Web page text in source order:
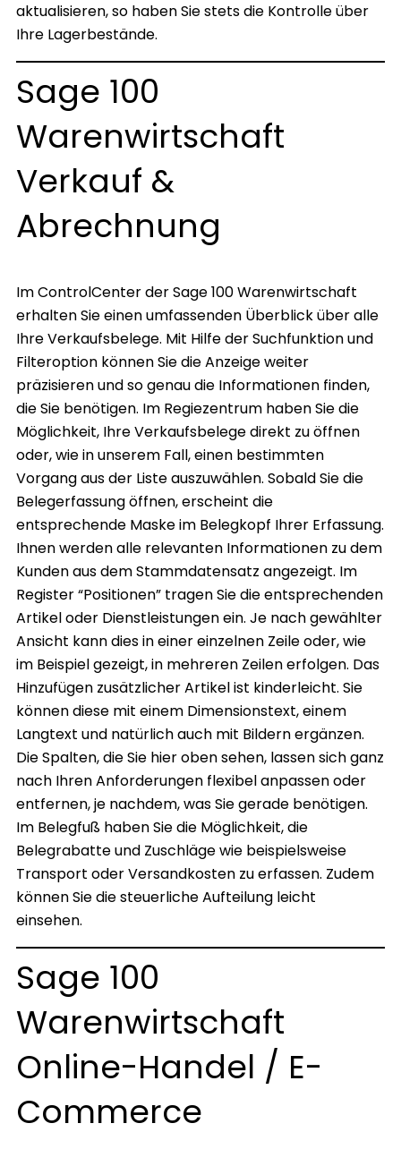
aktualisieren, so haben Sie stets die Kontrolle über
Ihre Lagerbestände.
Sage 100
Warenwirtschaft
Verkauf &
Abrechnung
Im ControlCenter der Sage 100 Warenwirtschaft
erhalten Sie einen umfassenden Überblick über alle
Ihre Verkaufsbelege. Mit Hilfe der Suchfunktion und
Filteroption können Sie die Anzeige weiter
präzisieren und so genau die Informationen finden,
die Sie benötigen. Im Regiezentrum haben Sie die
Möglichkeit, Ihre Verkaufsbelege direkt zu öffnen
oder, wie in unserem Fall, einen bestimmten
Vorgang aus der Liste auszuwählen. Sobald Sie die
Belegerfassung öffnen, erscheint die
entsprechende Maske im Belegkopf Ihrer Erfassung.
Ihnen werden alle relevanten Informationen zu dem
Kunden aus dem Stammdatensatz angezeigt. Im
Register “Positionen” tragen Sie die entsprechenden
Artikel oder Dienstleistungen ein. Je nach gewählter
Ansicht kann dies in einer einzelnen Zeile oder, wie
im Beispiel gezeigt, in mehreren Zeilen erfolgen. Das
Hinzufügen zusätzlicher Artikel ist kinderleicht. Sie
können diese mit einem Dimensionstext, einem
Langtext und natürlich auch mit Bildern ergänzen.
Die Spalten, die Sie hier oben sehen, lassen sich ganz
nach Ihren Anforderungen flexibel anpassen oder
entfernen, je nachdem, was Sie gerade benötigen.
Im Belegfuß haben Sie die Möglichkeit, die
Belegrabatte und Zuschläge wie beispielsweise
Transport oder Versandkosten zu erfassen. Zudem
können Sie die steuerliche Aufteilung leicht
einsehen.
Sage 100
Warenwirtschaft
Online-Handel / E-
Commerce